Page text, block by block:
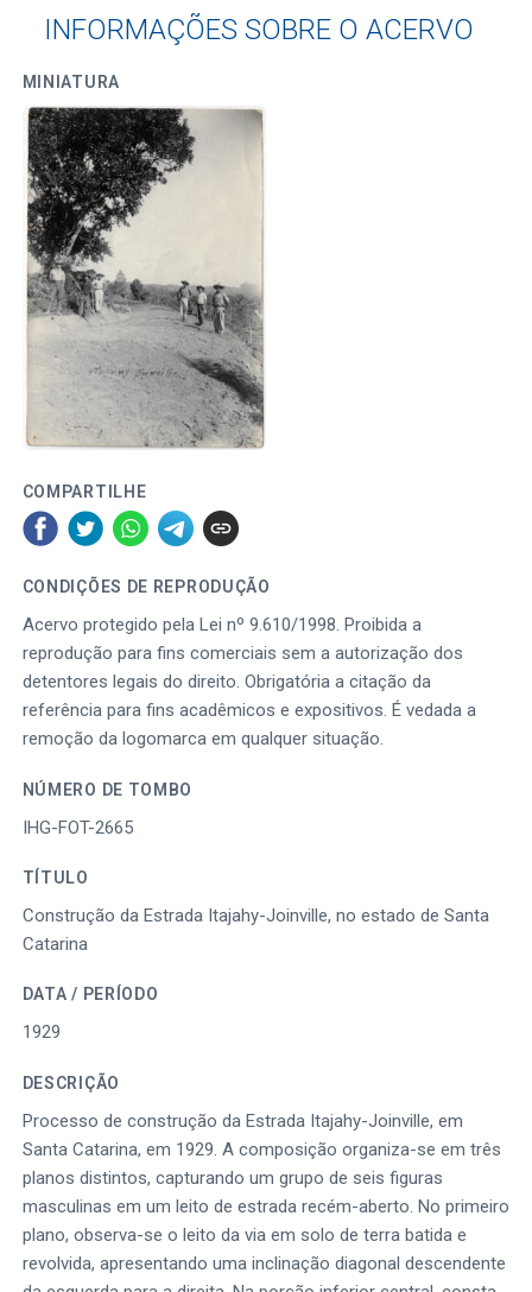
INFORMAÇÕES SOBRE O ACERVO
MINIATURA
COMPARTILHE
CONDIÇÕES DE REPRODUÇÃO
Acervo protegido pela Lei nº 9.610/1998. Proibida a
reprodução para fins comerciais sem a autorização dos
detentores legais do direito. Obrigatória a citação da
referência para fins acadêmicos e expositivos. É vedada a
remoção da logomarca em qualquer situação.
NÚMERO DE TOMBO
IHG-FOT-2665
TÍTULO
Construção da Estrada Itajahy-Joinville, no estado de Santa
Catarina
DATA / PERÍODO
1929
DESCRIÇÃO
Processo de construção da Estrada Itajahy-Joinville, em
Santa Catarina, em 1929. A composição organiza-se em três
planos distintos, capturando um grupo de seis figuras
masculinas em um leito de estrada recém-aberto. No primeiro
plano, observa-se o leito da via em solo de terra batida e
revolvida, apresentando uma inclinação diagonal descendente